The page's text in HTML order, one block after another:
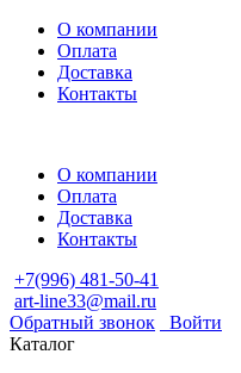
О компании
Оплата
Доставка
Контакты
О компании
Оплата
Доставка
Контакты
+7(996) 481-50-41
art-line33@mail.ru
Обратный звонок
Войти
Каталог